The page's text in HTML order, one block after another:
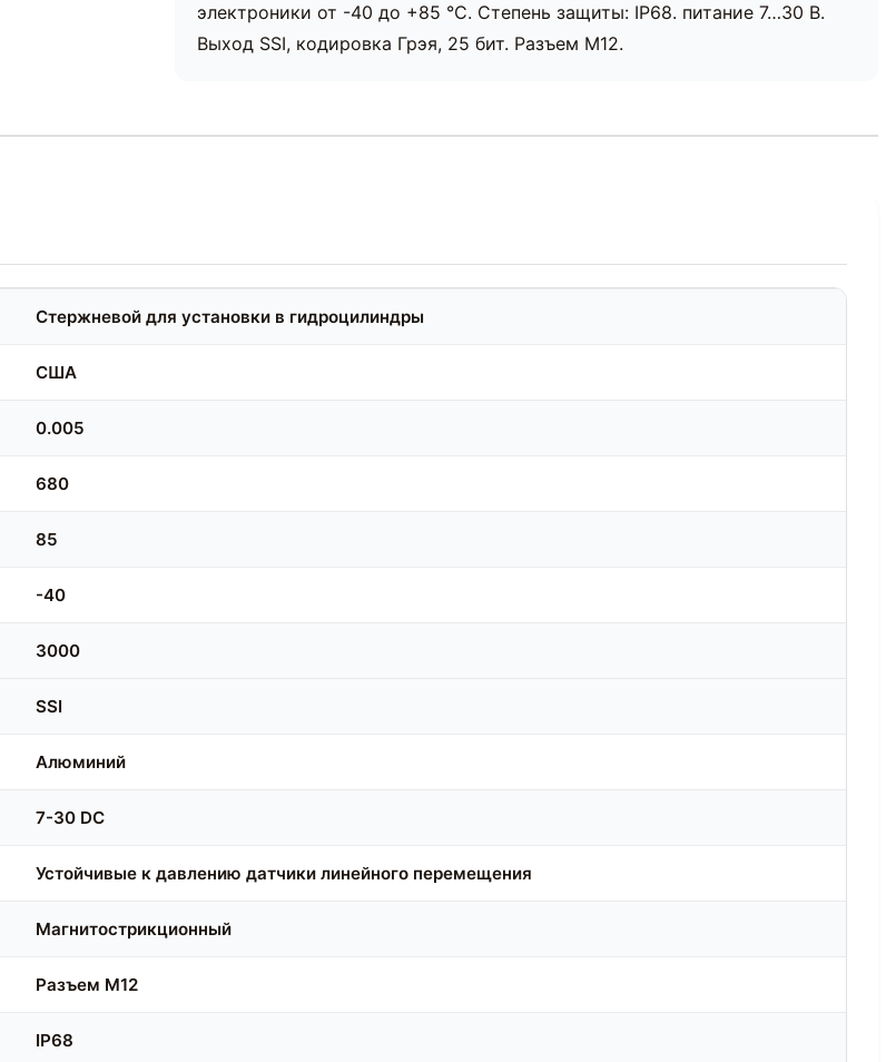
электроники от -40 до +85 °C. Степень защиты: IP68. питание 7…30 В.
Выход SSI, кодировка Грэя, 25 бит. Разъем M12.
Стержневой для установки в гидроцилиндры
США
0.005
680
85
-40
3000
SSI
Алюминий
7-30 DC
Устойчивые к давлению датчики линейного перемещения
Магнитострикционный
Разъем M12
IP68